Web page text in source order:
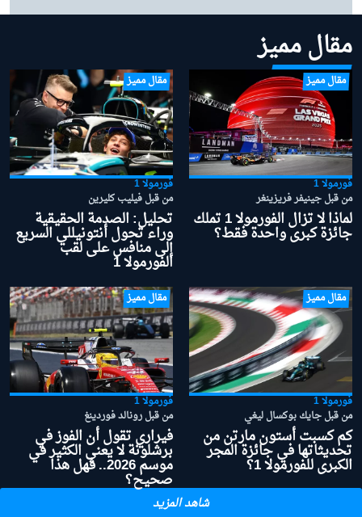
مقال مميز
مقال مميز
فورمولا 1
من قبل جينيفر فريزينغر
لماذا لا تزال الفورمولا 1 تملك
جائزة كبرى واحدة فقط؟
مقال مميز
فورمولا 1
من قبل فيليب كليرين
تحليل: الصدمة الحقيقية
وراء تحول أنتونيللي السريع
إلى منافس على لقب
الفورمولا 1
مقال مميز
فورمولا 1
من قبل جايك بوكسال ليغي
كم كسبت أستون مارتن من
تحديثاتها في جائزة المجر
الكبرى للفورمولا 1؟
مقال مميز
فورمولا 1
من قبل رونالد فوردينغ
فيراري تقول أن الفوز في
برشلونة لا يعني الكثير في
موسم 2026.. فهل هذا
صحيح؟
شاهد المزيد